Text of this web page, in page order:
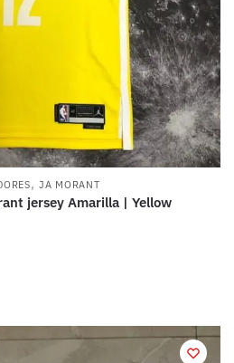
,JA MORANT
jersey Amarilla | Yellow